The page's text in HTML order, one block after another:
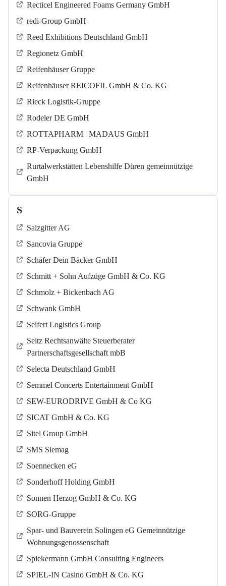
Recticel Engineered Foams Germany GmbH
redi-Group GmbH
Reed Exhibitions Deutschland GmbH
Regionetz GmbH
Reifenhäuser Gruppe
Reifenhäuser REICOFIL GmbH & Co. KG
Rieck Logistik-Gruppe
Rodeler DE GmbH
ROTTAPHARM | MADAUS GmbH
RP-Verpackung GmbH
Rurtalwerkstätten Lebenshilfe Düren gemeinnützige
GmbH
S
Salzgitter AG
Sancovia Gruppe
Schäfer Dein Bäcker GmbH
Schmitt + Sohn Aufzüge GmbH & Co. KG
Schmolz + Bickenbach AG
Schwank GmbH
Seifert Logistics Group
Seitz Rechtsanwälte Steuerberater
Partnerschaftsgesellschaft mbB
Selecta Deutschland GmbH
Semmel Concerts Entertainment GmbH
SEW-EURODRIVE GmbH & Co KG
SICAT GmbH & Co. KG
Sitel Group GmbH
SMS Siemag
Soennecken eG
Sonderhoff Holding GmbH
Sonnen Herzog GmbH & Co. KG
SORG-Gruppe
Spar- und Bauverein Solingen eG Gemeinnützige
Wohnungsgenossenschaft
Spiekermann GmbH Consulting Engineers
SPIEL-IN Casino GmbH & Co. KG